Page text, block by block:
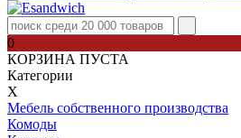
0
КОРЗИНА ПУСТА
Категории
Х
Мебель собственного производства
Комоды